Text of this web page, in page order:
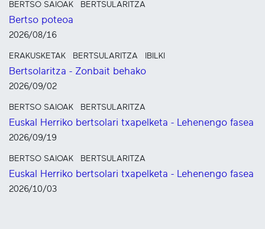
BERTSO SAIOAK BERTSULARITZA
Bertso poteoa
2026/08/16
ERAKUSKETAK BERTSULARITZA IBILKI
Bertsolaritza - Zonbait behako
2026/09/02
BERTSO SAIOAK BERTSULARITZA
Euskal Herriko bertsolari txapelketa - Lehenengo fasea
2026/09/19
BERTSO SAIOAK BERTSULARITZA
Euskal Herriko bertsolari txapelketa - Lehenengo fasea
2026/10/03